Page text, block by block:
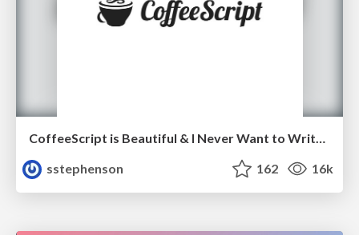
CoffeeScript is Beautiful & I Never Want to Write Plain JavaScript Again
sstephenson
162 16k